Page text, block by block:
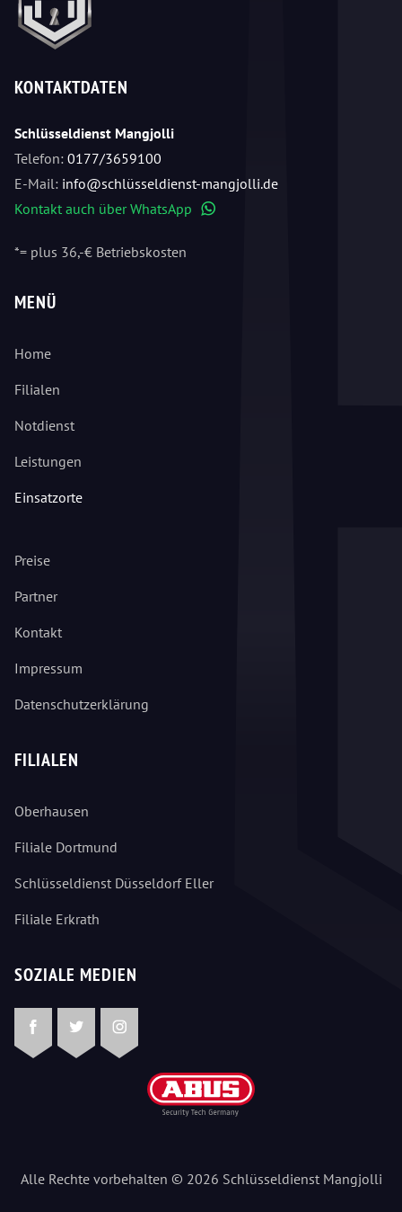
KONTAKTDATEN
Schlüsseldienst Mangjolli
Telefon: 0177/3659100
E-Mail: info@schlüsseldienst-mangjolli.de
Kontakt auch über WhatsApp
*= plus 36,-€ Betriebskosten
MENÜ
Home
Filialen
Notdienst
Leistungen
Einsatzorte
Preise
Partner
Kontakt
Impressum
Datenschutzerklärung
FILIALEN
Oberhausen
Filiale Dortmund
Schlüsseldienst Düsseldorf Eller
Filiale Erkrath
SOZIALE MEDIEN
FacebookTwitterInstagram
Alle Rechte vorbehalten © 2026 Schlüsseldienst Mangjolli